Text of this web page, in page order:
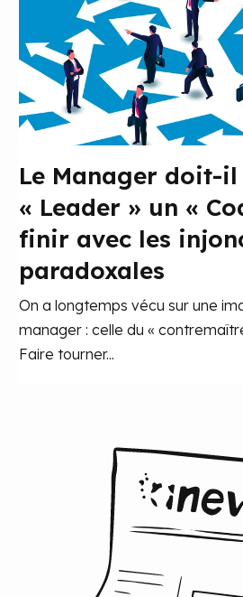
Le Manager doit-il
« Leader » un «
finir avec les
paradoxales
On a longtemps vécu sur une
manager : celle du «
Faire tourner...